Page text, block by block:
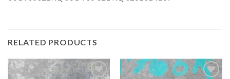
RELATED PRODUCTS